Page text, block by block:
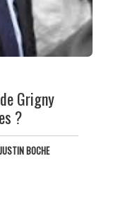
Grigny
?
JUSTIN BOCHE